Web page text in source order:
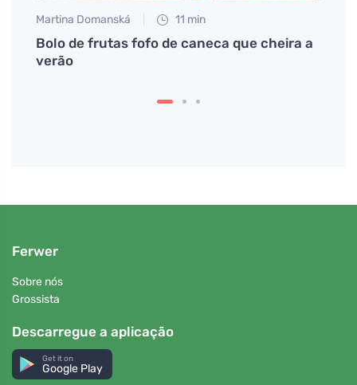
Martina Domanská 11 min
Bolo de frutas fofo de caneca que cheira a
verão
Ferwer
Sobre nós
Grossista
Descarregue a aplicação
Get it on
Google Play